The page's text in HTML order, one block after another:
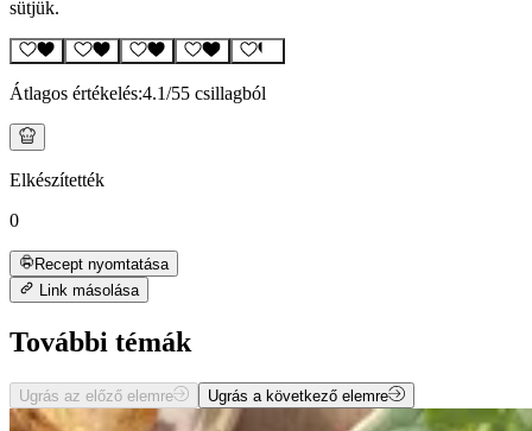
sütjük.
Átlagos értékelés:4.1/55 csillagból
Elkészítették
0
Recept nyomtatása
Link másolása
További témák
Ugrás az előző elemre Ugrás a következő elemre